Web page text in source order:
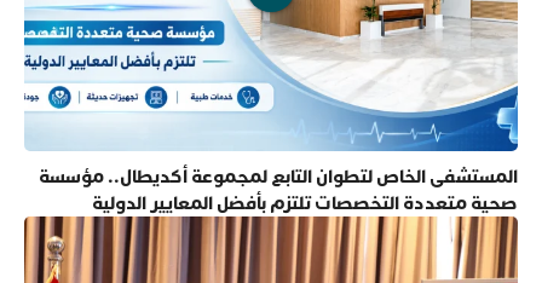
المستشفى الخاص لتطوان التابع لمجموعة أكديطال.. مؤسسة
صحية متعددة التخصصات تلتزم بأفضل المعايير الدولية